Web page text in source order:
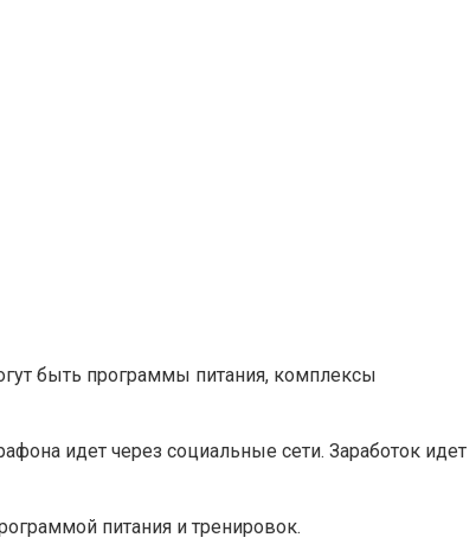
быть программы питания, комплексы
идет через социальные сети. Заработок идет
питания и тренировок.